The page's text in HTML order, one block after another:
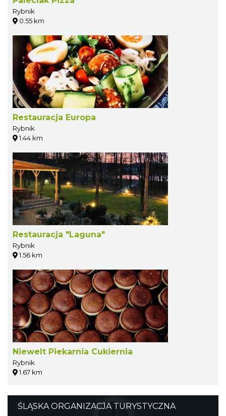
Rybnik
0.55 km
Restauracja Europa
Rybnik
1.44 km
Restauracja "Laguna"
Rybnik
1.56 km
Niewelt Piekarnia Cukiernia
Rybnik
1.67 km
ŚLĄSKA ORGANIZACJA TURYSTYCZNA